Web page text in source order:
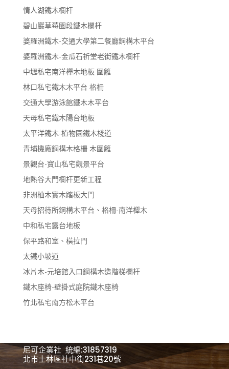
情人湖鐵木欄杆
碧山巖草莓園段鐵木欄杆
婆羅洲鐵木-交通大學第二餐廳鋼構木平台
婆羅洲鐵木-金瓜石祈堂老街鐵木欄杆
中壢私宅南洋櫸木地板 圍籬
林口私宅鐵木木平台 格柵
交通大學游泳館鐵木木平台
天母私宅鐵木陽台地板
太平洋鐵木-植物園鐵木棧道
青埔機廠鋼構木格柵 木圍籬
景觀台-寶山私宅觀景平台
地熱谷大門欄杆更新工程
非洲柚木實木踏板大門
天母招待所鋼構木平台、格柵-南洋櫸木
中和私宅露台地板
保平路和室、橫拉門
太鐵小坡道
冰片木-元培館入口鋼構木造階梯欄杆
鐵木座椅-壁掛式庭院鐵木座椅
竹北私宅南方松木平台
尼可企業社 統編:31857319
北市士林區社中街231巷20號